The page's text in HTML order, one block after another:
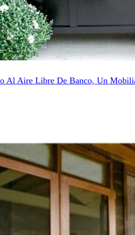
Al Aire Libre De Banco, Un